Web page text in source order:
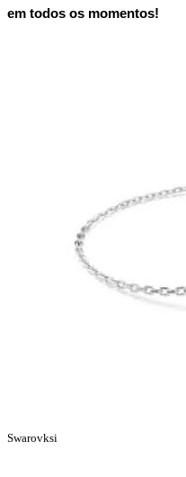
em todos os momentos!
Swarovksi